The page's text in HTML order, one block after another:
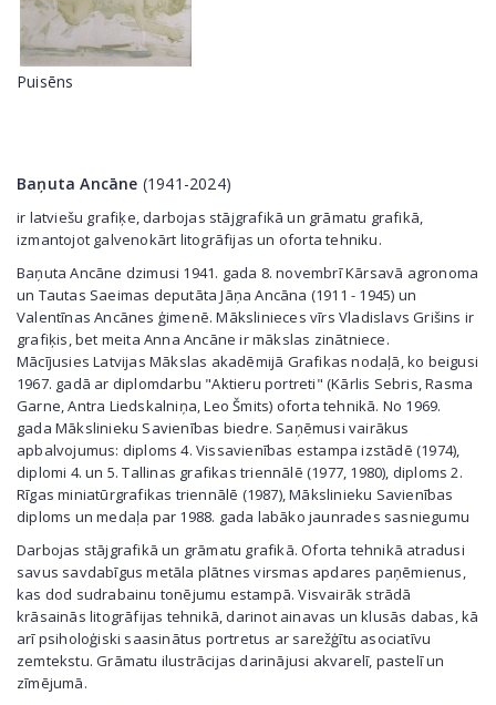
Puisēns
Baņuta Ancāne (1941-2024)
ir latviešu grafiķe, darbojas stājgrafikā un grāmatu grafikā,
izmantojot galvenokārt litogrāfijas un oforta tehniku.
Baņuta Ancāne dzimusi 1941. gada 8. novembrī Kārsavā agronoma
un Tautas Saeimas deputāta Jāņa Ancāna (1911 - 1945) un
Valentīnas Ancānes ģimenē. Mākslinieces vīrs Vladislavs Grišins ir
grafiķis, bet meita Anna Ancāne ir mākslas zinātniece.
Mācījusies Latvijas Mākslas akadēmijā Grafikas nodaļā, ko beigusi
1967. gadā ar diplomdarbu "Aktieru portreti" (Kārlis Sebris, Rasma
Garne, Antra Liedskalniņa, Leo Šmits) oforta tehnikā. No 1969.
gada Mākslinieku Savienības biedre. Saņēmusi vairākus
apbalvojumus: diploms 4. Vissavienības estampa izstādē (1974),
diplomi 4. un 5. Tallinas grafikas triennālē (1977, 1980), diploms 2.
Rīgas miniatūrgrafikas triennālē (1987), Mākslinieku Savienības
diploms un medaļa par 1988. gada labāko jaunrades sasniegumu
Darbojas stājgrafikā un grāmatu grafikā. Oforta tehnikā atradusi
savus savdabīgus metāla plātnes virsmas apdares paņēmienus,
kas dod sudrabainu tonējumu estampā. Visvairāk strādā
krāsainās litogrāfijas tehnikā, darinot ainavas un klusās dabas, kā
arī psiholoģiski saasinātus portretus ar sarežģītu asociatīvu
zemtekstu. Grāmatu ilustrācijas darinājusi akvarelī, pastelī un
zīmējumā.